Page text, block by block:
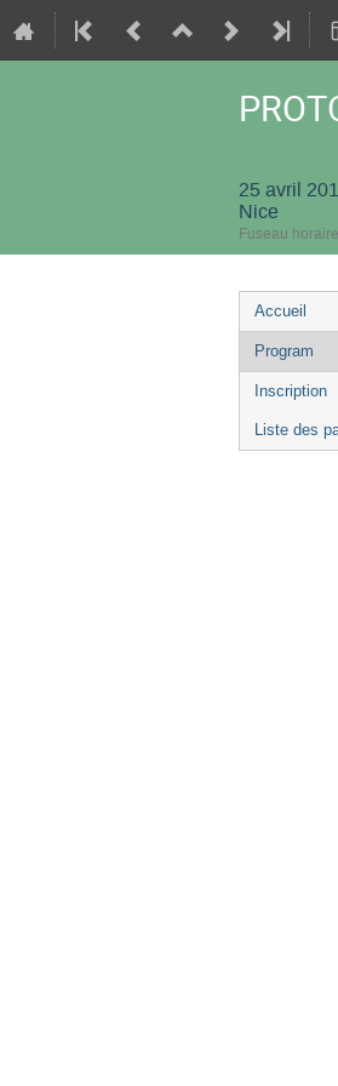
25 avril
Nice
Fuseau
Menu
de
Accueil
Program
Inscription
Liste des